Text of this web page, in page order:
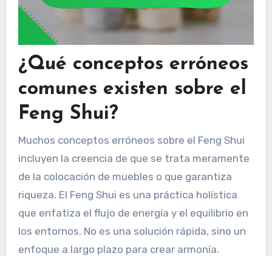
¿Qué conceptos erróneos
comunes existen sobre el
Feng Shui?
Muchos conceptos erróneos sobre el Feng Shui
incluyen la creencia de que se trata meramente
de la colocación de muebles o que garantiza
riqueza. El Feng Shui es una práctica holística
que enfatiza el flujo de energía y el equilibrio en
los entornos. No es una solución rápida, sino un
enfoque a largo plazo para crear armonía.